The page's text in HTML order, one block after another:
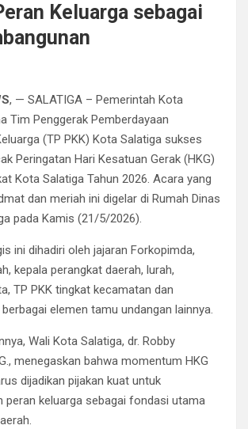
Keluarga sebagai
, — SALATIGA – Pemerintah Kota
Tim Penggerak Pemberdayaan
(TP PKK) Kota Salatiga sukses
Peringatan Hari Kesatuan Gerak (HKG)
Kota Salatiga Tahun 2026. Acara yang
dan meriah ini digelar di Rumah Dinas
pada Kamis (21/5/2026).
ini dihadiri oleh jajaran Forkopimda,
kepala perangkat daerah, lurah,
TP PKK tingkat kecamatan dan
elemen tamu undangan lainnya.
Wali Kota Salatiga, dr. Robby
menegaskan bahwa momentum HKG
dijadikan pijakan kuat untuk
peran keluarga sebagai fondasi utama